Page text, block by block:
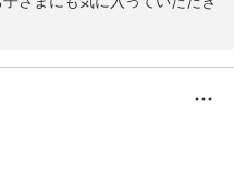
泊まりたいと、喜んでいまし
しみ方をご提案できるよう大